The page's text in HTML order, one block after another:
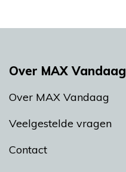
Over MAX Vandaag
Over MAX Vandaag
Veelgestelde vragen
Contact